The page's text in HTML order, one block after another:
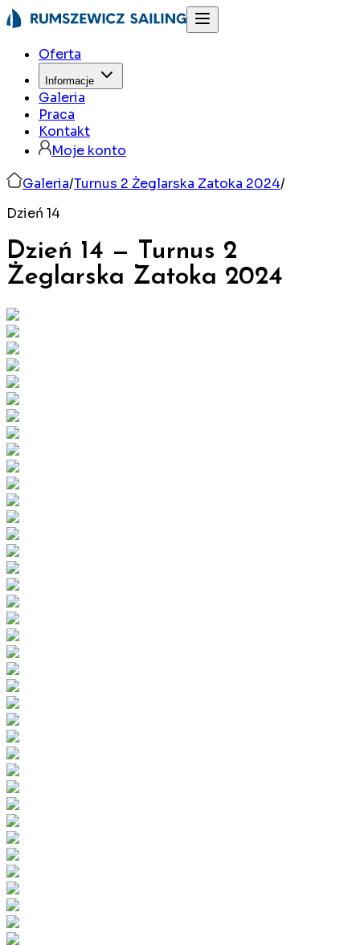
Oferta
Informacje
Galeria
Praca
Kontakt
Moje konto
Galeria/Turnus 2 Żeglarska Zatoka 2024/
Dzień 14
Dzień 14 —
Turnus 2
Żeglarska Zatoka 2024